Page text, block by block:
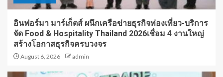
อินฟอร์มา มาร์เก็ตส์ ผนึกเครือข่ายธุรกิจท่องเที่ยว-บริการ
จัด Food & Hospitality Thailand 2026เชื่อม 4 งานใหญ่
สร้างโอกาสธุรกิจครบวงจร
August 6, 2026 admin